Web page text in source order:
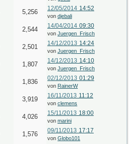
5,256 12/05/2014 14:52
von djebali
2,544 14/04/2014 09:30
von Juergen_Frisch
2,501 14/12/2013 14:24
von Juergen_Frisch
1,807 14/12/2013 14:10
von Juergen_Frisch
1,836 02/12/2013 01:29
von RainerW
3,919 16/11/2013 11:12
von clemens
4,026 15/11/2013 18:00
von marini
1,576 09/11/2013 17:17
von Globo101